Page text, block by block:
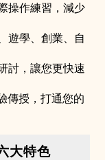
操作練習，減少
遊學、創業、自
討，讓您更快速
傳授，打通您的
大特色